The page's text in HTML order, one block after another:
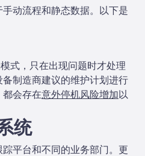
动流程和静态数据。以下是
式，只在出现问题时才处理
制造商建议的维护计划进行
会存在意外停机风险增加以
统
平台和不同的业务部门。更